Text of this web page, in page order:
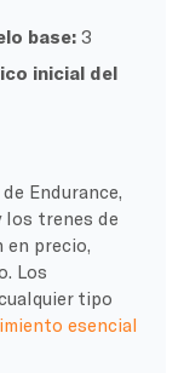
base: 3
inicial del
Endurance,
los trenes de
en precio,
Los
tipo
esencial